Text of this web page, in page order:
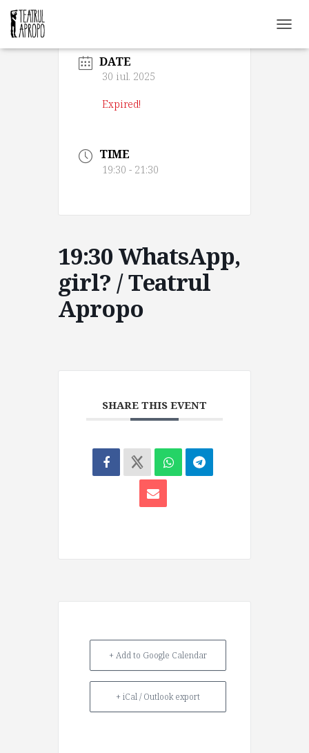
O
DATE
30 iul. 2025
Expired!
TIME
19:30 - 21:30
19:30 WhatsApp,
girl? / Teatrul
Apropo
SHARE THIS EVENT
+ Add to Google Calendar
+ iCal / Outlook export